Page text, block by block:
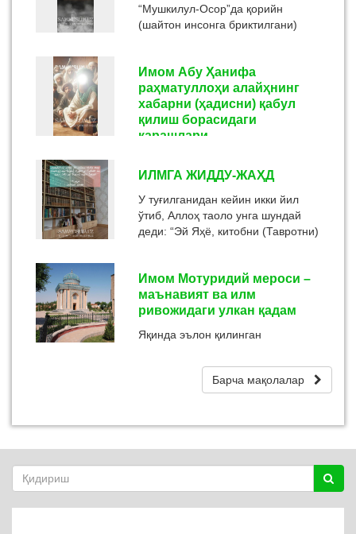
“Мушкилул-Осор”да қорийн
(шайтон инсонга бриктилгани)
Расу...
Имом Абу Ҳанифа
раҳматуллоҳи алайҳнинг
хабарни (ҳадисни) қабул
қилиш борасидаги
қарашлари
алайҳнинг бу борадаги сўзлари
мумкинки, бу масалада у зотдан
ривоят қилинган хабарлар
маъна...
ИЛМГА ЖИДДУ-ЖАҲД
У туғилганидан кейин икки йил
ўтиб, Аллоҳ таоло унга шундай
деди: “Эй Яҳё, китобни (Тавротни)
Имом Мотуридий мероси –
маънавият ва илм
ривожидаги улкан қадам
Яқинда эълон қилинган
Президентининг “Имом
Мотуридий таваллудининг 1155
Барча мақолалар